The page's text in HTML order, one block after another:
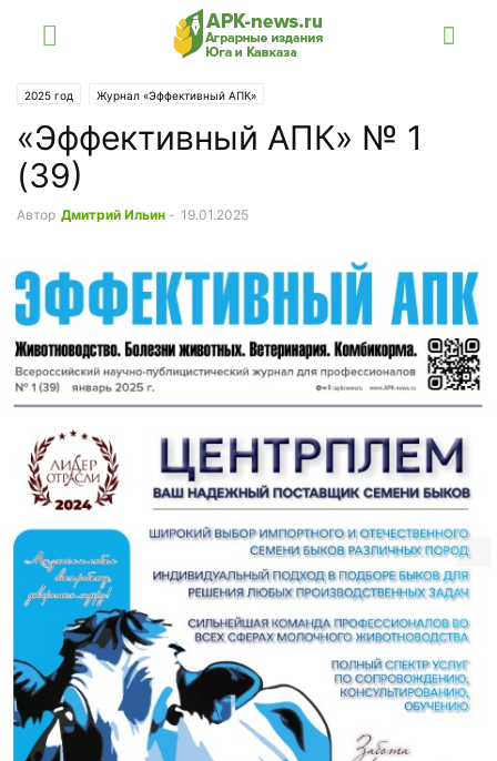
2025 год Журнал «Эффективный АПК»
«Эффективный АПК» № 1
(39)
Автор Дмитрий Ильин - 19.01.2025